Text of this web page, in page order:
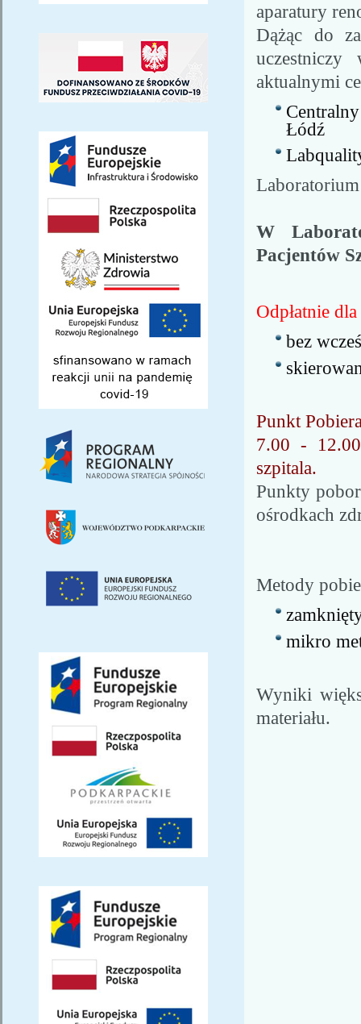
aparatury
Dążąc do
aktualnymi
Łódź
W
Pacjentów
Odpłatnie
bez
Punkt
7.00 -
szpitala.
Punkty
ośrodkach
Metody
mikro
Wyniki
materiału.